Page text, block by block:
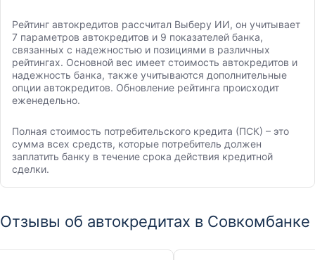
Рейтинг автокредитов рассчитал Выберу ИИ, он учитывает
7 параметров автокредитов и 9 показателей банка,
связанных с надежностью и позициями в различных
рейтингах. Основной вес имеет стоимость автокредитов и
надежность банка, также учитываются дополнительные
опции автокредитов. Обновление рейтинга происходит
еженедельно.
Полная стоимость потребительского кредита (ПСК) – это
сумма всех средств, которые потребитель должен
заплатить банку в течение срока действия кредитной
сделки.
Отзывы об автокредитах в Совкомбанке